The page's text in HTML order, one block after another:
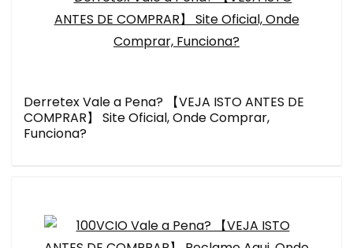
Derretex Vale a Pena? 【VEJA ISTO ANTES DE
COMPRAR】 Site Oficial, Onde Comprar,
Funciona?